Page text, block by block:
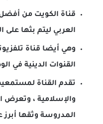
قناة الكويت من
العربي ليتم بثها على
وهي أيضا قناة
القنوات الدينية في
تقدم القناة
والإسلامية ، وتعرض
المدروسة وثقها أبرز